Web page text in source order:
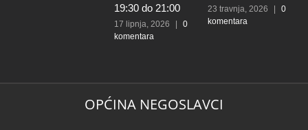
19:30 do 21:00
17 lipnja, 2026
0
komentara
23 travnja, 2026
0
komentara
OPĆINA NEGOSLAVCI